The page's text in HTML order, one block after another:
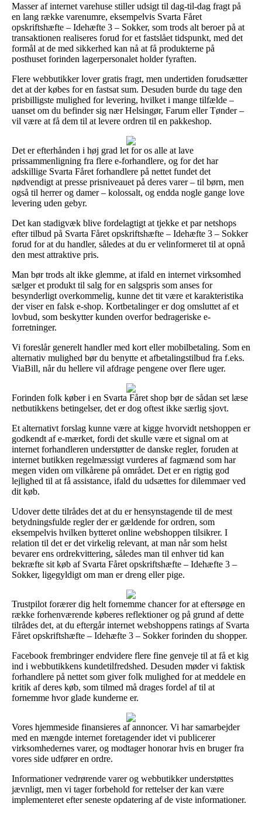
Masser af internet varehuse stiller udsigt til dag-til-dag fragt på
en lang række varenumre, eksempelvis Svarta Fåret
opskriftshæfte – Idehæfte 3 – Sokker, som trods alt beroer på at
transaktionen realiseres forud for et fastslået tidspunkt, med det
formål at de med sikkerhed kan nå at få produkterne på
posthuset forinden lagerpersonalet holder fyraften.
Flere webbutikker lover gratis fragt, men undertiden forudsætter
det at der købes for en fastsat sum. Desuden burde du tage den
prisbilligste mulighed for levering, hvilket i mange tilfælde –
uanset om du befinder sig nær Helsingør, Farum eller Tønder –
vil være at få dem til at levere ordren til en pakkeshop.
Det er efterhånden i høj grad let for os alle at lave
prissammenligning fra flere e-forhandlere, og for det har
adskillige Svarta Fåret forhandlere på nettet fundet det
nødvendigt at presse prisniveauet på deres varer – til børn, men
også til herrer og damer – kolossalt, og endda nogle gange love
levering uden gebyr.
Det kan stadigvæk blive fordelagtigt at tjekke et par netshops
efter tilbud på Svarta Fåret opskriftshæfte – Idehæfte 3 – Sokker
forud for at du handler, således at du er velinformeret til at opnå
den mest attraktive pris.
Man bør trods alt ikke glemme, at ifald en internet virksomhed
sælger et produkt til salg for en salgspris som anses for
besynderligt overkommelig, kunne det tit være et karakteristika
der viser en falsk e-shop. Kortbetalinger er dog omsluttet af et
lovbud, som beskytter kunden overfor bedrageriske e-
forretninger.
Vi foreslår generelt handler med kort eller mobilbetaling. Som en
alternativ mulighed bør du benytte et afbetalingstilbud fra f.eks.
ViaBill, når du hellere vil afdrage pengene over flere uger.
Forinden folk køber i en Svarta Fåret shop bør de sådan set læse
netbutikkens betingelser, det er dog oftest ikke særlig sjovt.
Et alternativt forslag kunne være at kigge hvorvidt netshoppen er
godkendt af e-mærket, fordi det skulle være et signal om at
internet forhandleren understøtter de danske regler, foruden at
internet butikken regelmæssigt vurderes af fagmænd som har
megen viden om vilkårene på området. Det er en rigtig god
lejlighed til at få assistance, ifald du udsættes for dilemmaer ved
dit køb.
Udover dette tilrådes det at du er hensynstagende til de mest
betydningsfulde regler der er gældende for ordren, som
eksempelvis hvilken bytteret online webshoppen tilsikrer. I
relation til det er det virkelig relevant, at man når som helst
bevarer ens ordrekvittering, således man til enhver tid kan
bekræfte sit køb af Svarta Fåret opskriftshæfte – Idehæfte 3 –
Sokker, ligegyldigt om man er dreng eller pige.
Trustpilot forærer dig helt fornemme chancer for at eftersøge en
række forhenværende køberes reflektioner og på grund af dette
tilrådes det, at du eftergår internet webshoppens ratings af Svarta
Fåret opskriftshæfte – Idehæfte 3 – Sokker forinden du shopper.
Facebook frembringer endvidere flere fine genveje til at få et kig
ind i webbutikkens kundetilfredshed. Desuden møder vi faktisk
forhandlere på nettet som giver folk mulighed for at meddele en
kritik af deres køb, som tilmed må drages fordel af til at
fornemme hvor glade kunderne er.
Vores hjemmeside finansieres af annoncer. Vi har samarbejder
med en mængde internet foretagender idet vi publicerer
virksomhedernes varer, og modtager honorar hvis en bruger fra
vores side udfører en ordre.
Informationer vedrørende varer og webbutikker understøttes
jævnligt, men vi tager forbehold for rettelser der kan være
implementeret efter seneste opdatering af de viste informationer.